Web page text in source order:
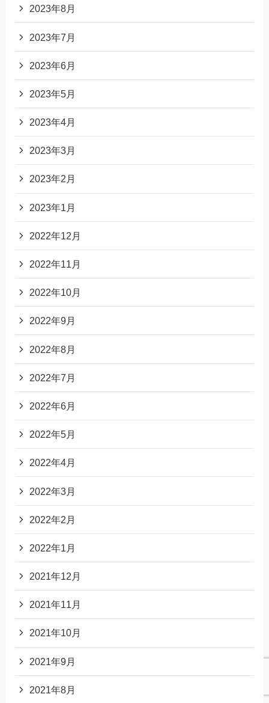
2023年8月
2023年7月
2023年6月
2023年5月
2023年4月
2023年3月
2023年2月
2023年1月
2022年12月
2022年11月
2022年10月
2022年9月
2022年8月
2022年7月
2022年6月
2022年5月
2022年4月
2022年3月
2022年2月
2022年1月
2021年12月
2021年11月
2021年10月
2021年9月
2021年8月